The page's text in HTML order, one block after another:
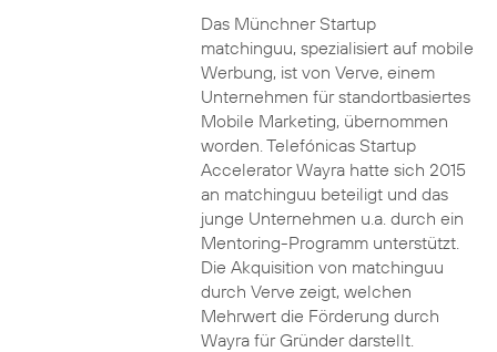
Das Münchner Startup
matchinguu, spezialisiert auf mobile
Werbung, ist von Verve, einem
Unternehmen für standortbasiertes
Mobile Marketing, übernommen
worden. Telefónicas Startup
Accelerator Wayra hatte sich 2015
an matchinguu beteiligt und das
junge Unternehmen u.a. durch ein
Mentoring-Programm unterstützt.
Die Akquisition von matchinguu
durch Verve zeigt, welchen
Mehrwert die Förderung durch
Wayra für Gründer darstellt.